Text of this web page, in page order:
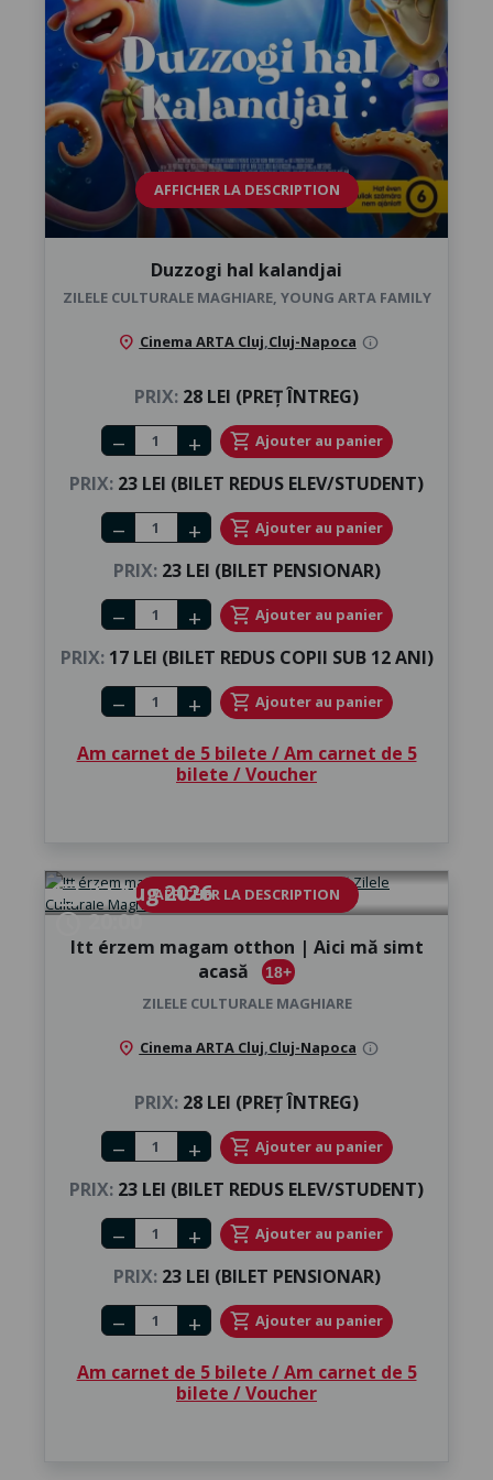
AFFICHER LA DESCRIPTION
Duzzogi hal kalandjai
ZILELE CULTURALE MAGHIARE, YOUNG ARTA FAMILY
location_on Cinema ARTA Cluj,Cluj-Napoca info
PRIX: 28 LEI (PREȚ ÎNTREG)
Number of tickets
remove add shopping_cart Ajouter au panier
PRIX: 23 LEI (BILET REDUS ELEV/STUDENT)
Number of tickets
remove add shopping_cart Ajouter au panier
PRIX:23 LEI (BILET PENSIONAR)
Number of tickets
remove add shopping_cart Ajouter au panier
PRIX:17 LEI (BILET REDUS COPII SUB 12 ANI)
Number of tickets
remove add shopping_cart Ajouter au panier
Am carnet de 5 bilete / Am carnet de 5
bilete / Voucher
calendar_month23 Aug 2026
schedule20:00
AFFICHER LA DESCRIPTION
Itt érzem magam otthon | Aici mă simt
acasă
18+
ZILELE CULTURALE MAGHIARE
location_on Cinema ARTA Cluj,Cluj-Napoca info
PRIX: 28 LEI (PREȚ ÎNTREG)
Number of tickets
remove add shopping_cart Ajouter au panier
PRIX: 23 LEI (BILET REDUS ELEV/STUDENT)
Number of tickets
remove add shopping_cart Ajouter au panier
PRIX:23 LEI (BILET PENSIONAR)
Number of tickets
remove add shopping_cart Ajouter au panier
Am carnet de 5 bilete / Am carnet de 5
bilete / Voucher